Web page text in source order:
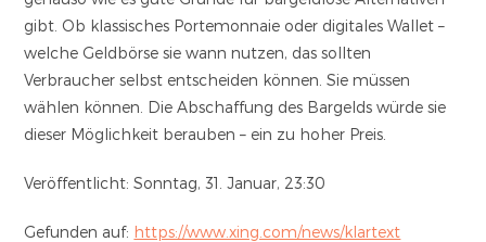
gibt. Ob klassisches Portemonnaie oder digitales Wallet –
welche Geldbörse sie wann nutzen, das sollten
Verbraucher selbst entscheiden können. Sie müssen
wählen können. Die Abschaffung des Bargelds würde sie
dieser Möglichkeit berauben – ein zu hoher Preis.
Veröffentlicht: Sonntag, 31. Januar, 23:30
Gefunden auf: https://www.xing.com/news/klartext